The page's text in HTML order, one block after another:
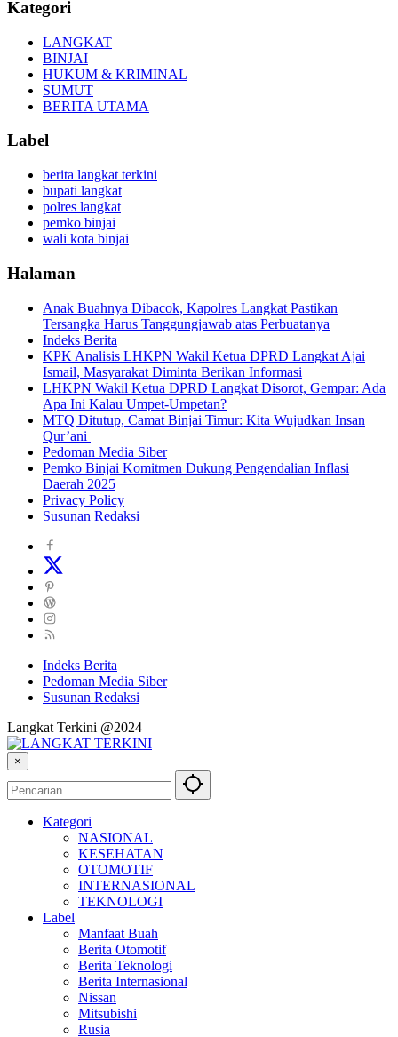
Kategori
LANGKAT
BINJAI
HUKUM & KRIMINAL
SUMUT
BERITA UTAMA
Label
berita langkat terkini
bupati langkat
polres langkat
pemko binjai
wali kota binjai
Halaman
Anak Buahnya Dibacok, Kapolres Langkat Pastikan
Tersangka Harus Tanggungjawab atas Perbuatanya
Indeks Berita
KPK Analisis LHKPN Wakil Ketua DPRD Langkat Ajai
Ismail, Masyarakat Diminta Berikan Informasi
LHKPN Wakil Ketua DPRD Langkat Disorot, Gempar: Ada
Apa Ini Kalau Umpet-Umpetan?
MTQ Ditutup, Camat Binjai Timur: Kita Wujudkan Insan
Qur’ani
Pedoman Media Siber
Pemko Binjai Komitmen Dukung Pengendalian Inflasi
Daerah 2025
Privacy Policy
Susunan Redaksi
Indeks Berita
Pedoman Media Siber
Susunan Redaksi
Langkat Terkini @2024
×
Kategori
NASIONAL
KESEHATAN
OTOMOTIF
INTERNASIONAL
TEKNOLOGI
Label
Manfaat Buah
Berita Otomotif
Berita Teknologi
Berita Internasional
Nissan
Mitsubishi
Rusia